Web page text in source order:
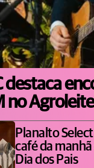
destaca
no
Planalto
café da
Dia dos Pais